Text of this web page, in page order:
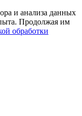
и анализа данных
Продолжая им
обработки